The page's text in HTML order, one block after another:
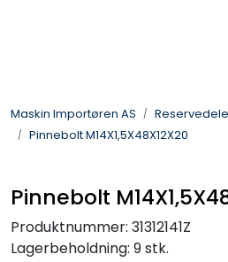
Maskin Importøren AS
Pinnebolt M14X1,5X48X12X20
Pinnebolt
Produktnummer: 31312141Z
Lagerbeholdning: 9 stk.
Sprøyter
Hageredskaper